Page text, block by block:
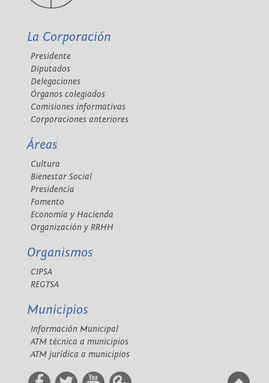
La Corporación
Presidente
Diputados
Delegaciones
Órganos colegiados
Comisiones informativas
Corporaciones anteriores
Áreas
Cultura
Bienestar Social
Presidencia
Fomento
Economía y Hacienda
Organización y RRHH
Organismos
CIPSA
REGTSA
Municipios
Información Municipal
ATM técnica a municipios
ATM jurídica a municipios